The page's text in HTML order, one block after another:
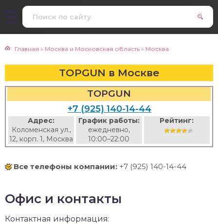
Главная » Москва и Московская область » Москва
TOPGUN в Москве
TOPGUN
+7 (925) 140-14-44
Адрес:
Коломенская ул.,
12, корп. 1, Москва
График работы:
ежедневно,
10:00–22:00
Рейтинг:
Все телефоны компании: +7 (925) 140-14-44
Офис и контакты
Контактная информация: